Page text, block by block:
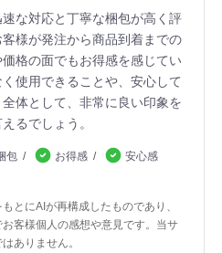
な対応と丁寧な梱包が高く評
様が発注から商品到着までの
格の面でもお得感を感じてい
使用できることや、安心して
体として、非常に良い印象を
るでしょう。
包 お得感
安心感
とにAIが再構成したものであり、
客様個人の感想や意見です。当サ
ありません。